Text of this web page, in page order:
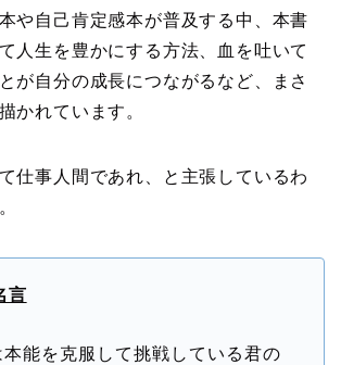
や自己肯定感本が普及する中、本書
人生を豊かにする方法、血を吐いて
が自分の成長につながるなど、まさ
かれています。
仕事人間であれ、と主張しているわ
言
能を克服して挑戦している君の